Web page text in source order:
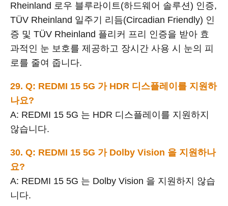
Rheinland 로우 블루라이트(하드웨어 솔루션) 인증,
TÜV Rheinland 일주기 리듬(Circadian Friendly) 인
증 및 TÜV Rheinland 플리커 프리 인증을 받아 효
과적인 눈 보호를 제공하고 장시간 사용 시 눈의 피
로를 줄여 줍니다.
29. Q: REDMI 15 5G 가 HDR 디스플레이를 지원하
나요?
A: REDMI 15 5G 는 HDR 디스플레이를 지원하지
않습니다.
30. Q: REDMI 15 5G 가 Dolby Vision 을 지원하나
요?
A: REDMI 15 5G 는 Dolby Vision 을 지원하지 않습
니다.